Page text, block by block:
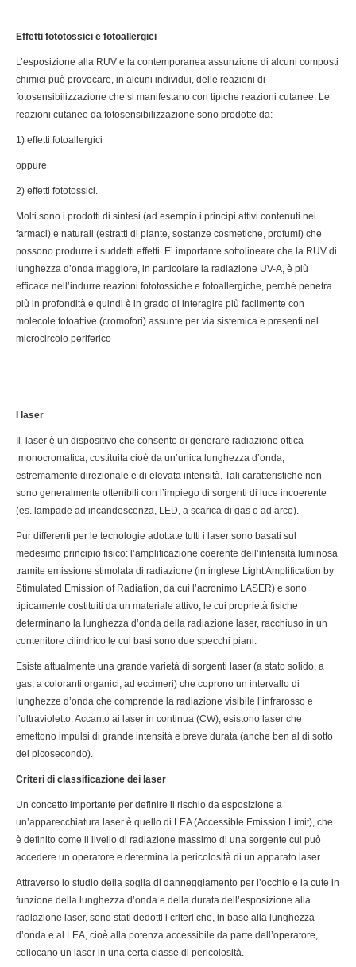
Effetti fototossici e fotoallergici
L’esposizione alla RUV e la contemporanea assunzione di alcuni composti
chimici può provocare, in alcuni individui, delle reazioni di
fotosensibilizzazione che si manifestano con tipiche reazioni cutanee. Le
reazioni cutanee da fotosensibilizzazione sono prodotte da:
1) effetti fotoallergici
oppure
2) effetti fototossici.
Molti sono i prodotti di sintesi (ad esempio i principi attivi contenuti nei
farmaci) e naturali (estratti di piante, sostanze cosmetiche, profumi) che
possono produrre i suddetti effetti. E’ importante sottolineare che la RUV di
lunghezza d’onda maggiore, in particolare la radiazione UV-A, è più
efficace nell’indurre reazioni fototossiche e fotoallergiche, perché penetra
più in profondità e quindi è in grado di interagire più facilmente con
molecole fotoattive (cromofori) assunte per via sistemica e presenti nel
microcircolo periferico
I laser
Il laser è un dispositivo che consente di generare radiazione ottica
monocromatica, costituita cioè da un’unica lunghezza d’onda,
estremamente direzionale e di elevata intensità. Tali caratteristiche non
sono generalmente ottenibili con l’impiego di sorgenti di luce incoerente
(es. lampade ad incandescenza, LED, a scarica di gas o ad arco).
Pur differenti per le tecnologie adottate tutti i laser sono basati sul
medesimo principio fisico: l’amplificazione coerente dell’intensità luminosa
tramite emissione stimolata di radiazione (in inglese Light Amplification by
Stimulated Emission of Radiation, da cui l’acronimo LASER) e sono
tipicamente costituiti da un materiale attivo, le cui proprietà fisiche
determinano la lunghezza d’onda della radiazione laser, racchiuso in un
contenitore cilindrico le cui basi sono due specchi piani.
Esiste attualmente una grande varietà di sorgenti laser (a stato solido, a
gas, a coloranti organici, ad eccimeri) che coprono un intervallo di
lunghezze d’onda che comprende la radiazione visibile l’infrarosso e
l’ultravioletto. Accanto ai laser in continua (CW), esistono laser che
emettono impulsi di grande intensità e breve durata (anche ben al di sotto
del picosecondo).
Criteri di classificazione dei laser
Un concetto importante per definire il rischio da esposizione a
un’apparecchiatura laser è quello di LEA (Accessible Emission Limit), che
è definito come il livello di radiazione massimo di una sorgente cui può
accedere un operatore e determina la pericolosità di un apparato laser
Attraverso lo studio della soglia di danneggiamento per l’occhio e la cute in
funzione della lunghezza d’onda e della durata dell’esposizione alla
radiazione laser, sono stati dedotti i criteri che, in base alla lunghezza
d’onda e al LEA, cioè alla potenza accessibile da parte dell’operatore,
collocano un laser in una certa classe di pericolosità.